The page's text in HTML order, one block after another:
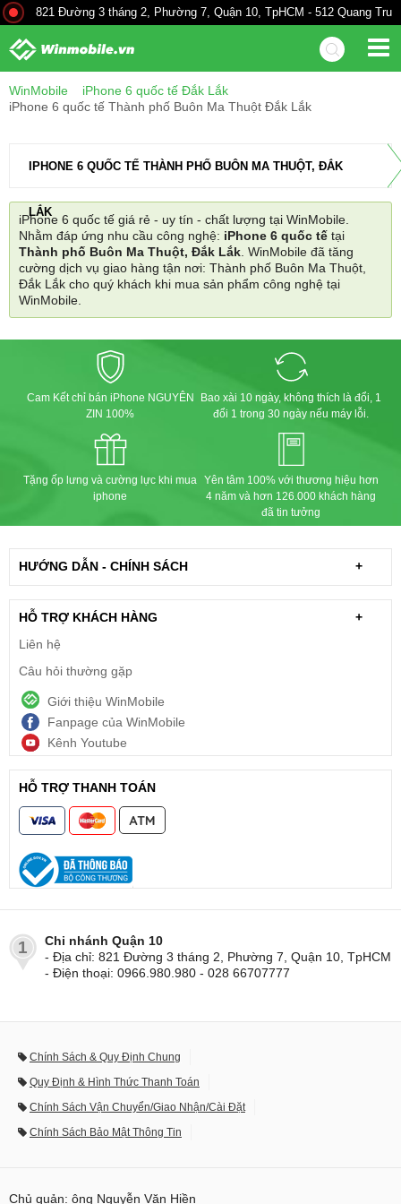
821 Đường 3 tháng 2, Phường 7, Quận 10, TpHCM - 512 Quang
WinMobile
iPhone 6 quốc tế Đắk Lắk
iPhone 6 quốc tế Thành phố Buôn Ma Thuột Đắk Lắk
IPHONE 6 QUỐC TẾ THÀNH PHỐ BUÔN MA THUỘT, ĐẮK
LẮK
iPhone 6 quốc tế giá rẻ - uy tín - chất lượng tại WinMobile.
Nhằm đáp ứng nhu cầu công nghệ: iPhone 6 quốc tế tại
Thành phố Buôn Ma Thuột, Đắk Lắk. WinMobile đã tăng
cường dịch vụ giao hàng tận nơi: Thành phố Buôn Ma Thuột,
Đắk Lắk cho quý khách khi mua sản phẩm công nghệ tại
WinMobile.
Cam Kết chỉ bán iPhone NGUYÊN
ZIN 100%
Bao xài 10 ngày, không thích là đổi, 1
đổi 1 trong 30 ngày nếu máy lỗi.
Tặng ốp lưng và cường lực khi mua
iphone
Yên tâm 100% với thương hiệu hơn
4 năm và hơn 126.000 khách hàng
đã tin tưởng
HƯỚNG DẪN - CHÍNH SÁCH +
HỖ TRỢ KHÁCH HÀNG
+
Liên hệ
Câu hỏi thường gặp
Giới thiệu WinMobile
Fanpage của WinMobile
Kênh Youtube
HỖ TRỢ THANH TOÁN
1
Chi nhánh Quận 10
- Địa chỉ: 821 Đường 3 tháng 2, Phường 7, Quận 10, TpHCM
- Điện thoại: 0966.980.980 - 028 66707777
Chính Sách & Quy Định Chung
Quy Định & Hình Thức Thanh Toán
Chính Sách Vận Chuyển/Giao Nhận/Cài Đặt
Chính Sách Bảo Mật Thông Tin
Chủ quản: ông Nguyễn Văn Hiền